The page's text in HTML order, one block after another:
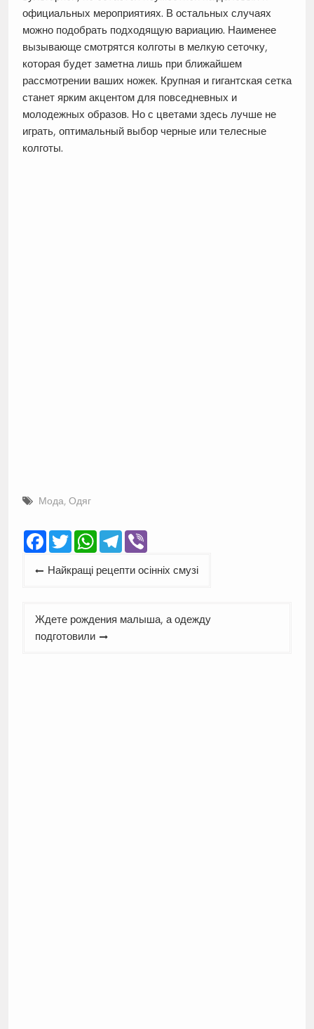
официальных мероприятиях. В остальных случаях
можно подобрать подходящую вариацию. Наименее
вызывающе смотрятся колготы в мелкую сеточку,
которая будет заметна лишь при ближайшем
рассмотрении ваших ножек. Крупная и гигантская сетка
станет ярким акцентом для повседневных и
молодежных образов. Но с цветами здесь лучше не
играть, оптимальный выбор черные или телесные
колготы.
Мода, Одяг
Facebook
TwitterWhatsApp
Telegram
Viber
Навігація
Найкращі рецепти осінніх смузі
Ждете рождения малыша, а одежду
подготовили